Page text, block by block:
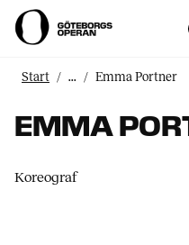
Start ... Emma Portner
EMMA
Koreograf